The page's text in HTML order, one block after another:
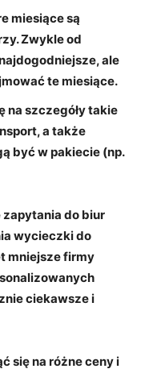
miesiące są
Zwykle od
ale
te miesiące.
na szczegóły takie
a także
być w pakiecie (np.
do biur
wycieczki do
mniejsze firmy
ciekawsze i
się na różne ceny i